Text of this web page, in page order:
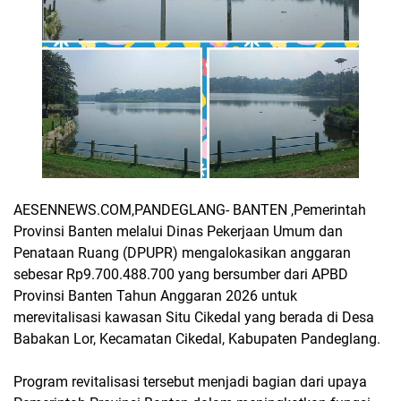
AESENNEWS.COM,PANDEGLANG- BANTEN ,Pemerintah
Provinsi Banten melalui Dinas Pekerjaan Umum dan
Penataan Ruang (DPUPR) mengalokasikan anggaran
sebesar Rp9.700.488.700 yang bersumber dari APBD
Provinsi Banten Tahun Anggaran 2026 untuk
merevitalisasi kawasan Situ Cikedal yang berada di Desa
Babakan Lor, Kecamatan Cikedal, Kabupaten Pandeglang.
Program revitalisasi tersebut menjadi bagian dari upaya